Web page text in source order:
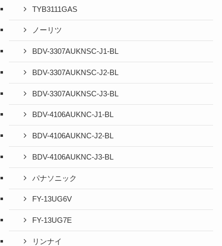
TYB3111GAS
ノーリツ
BDV-3307AUKNSC-J1-BL
BDV-3307AUKNSC-J2-BL
BDV-3307AUKNSC-J3-BL
BDV-4106AUKNC-J1-BL
BDV-4106AUKNC-J2-BL
BDV-4106AUKNC-J3-BL
パナソニック
FY-13UG6V
FY-13UG7E
リンナイ